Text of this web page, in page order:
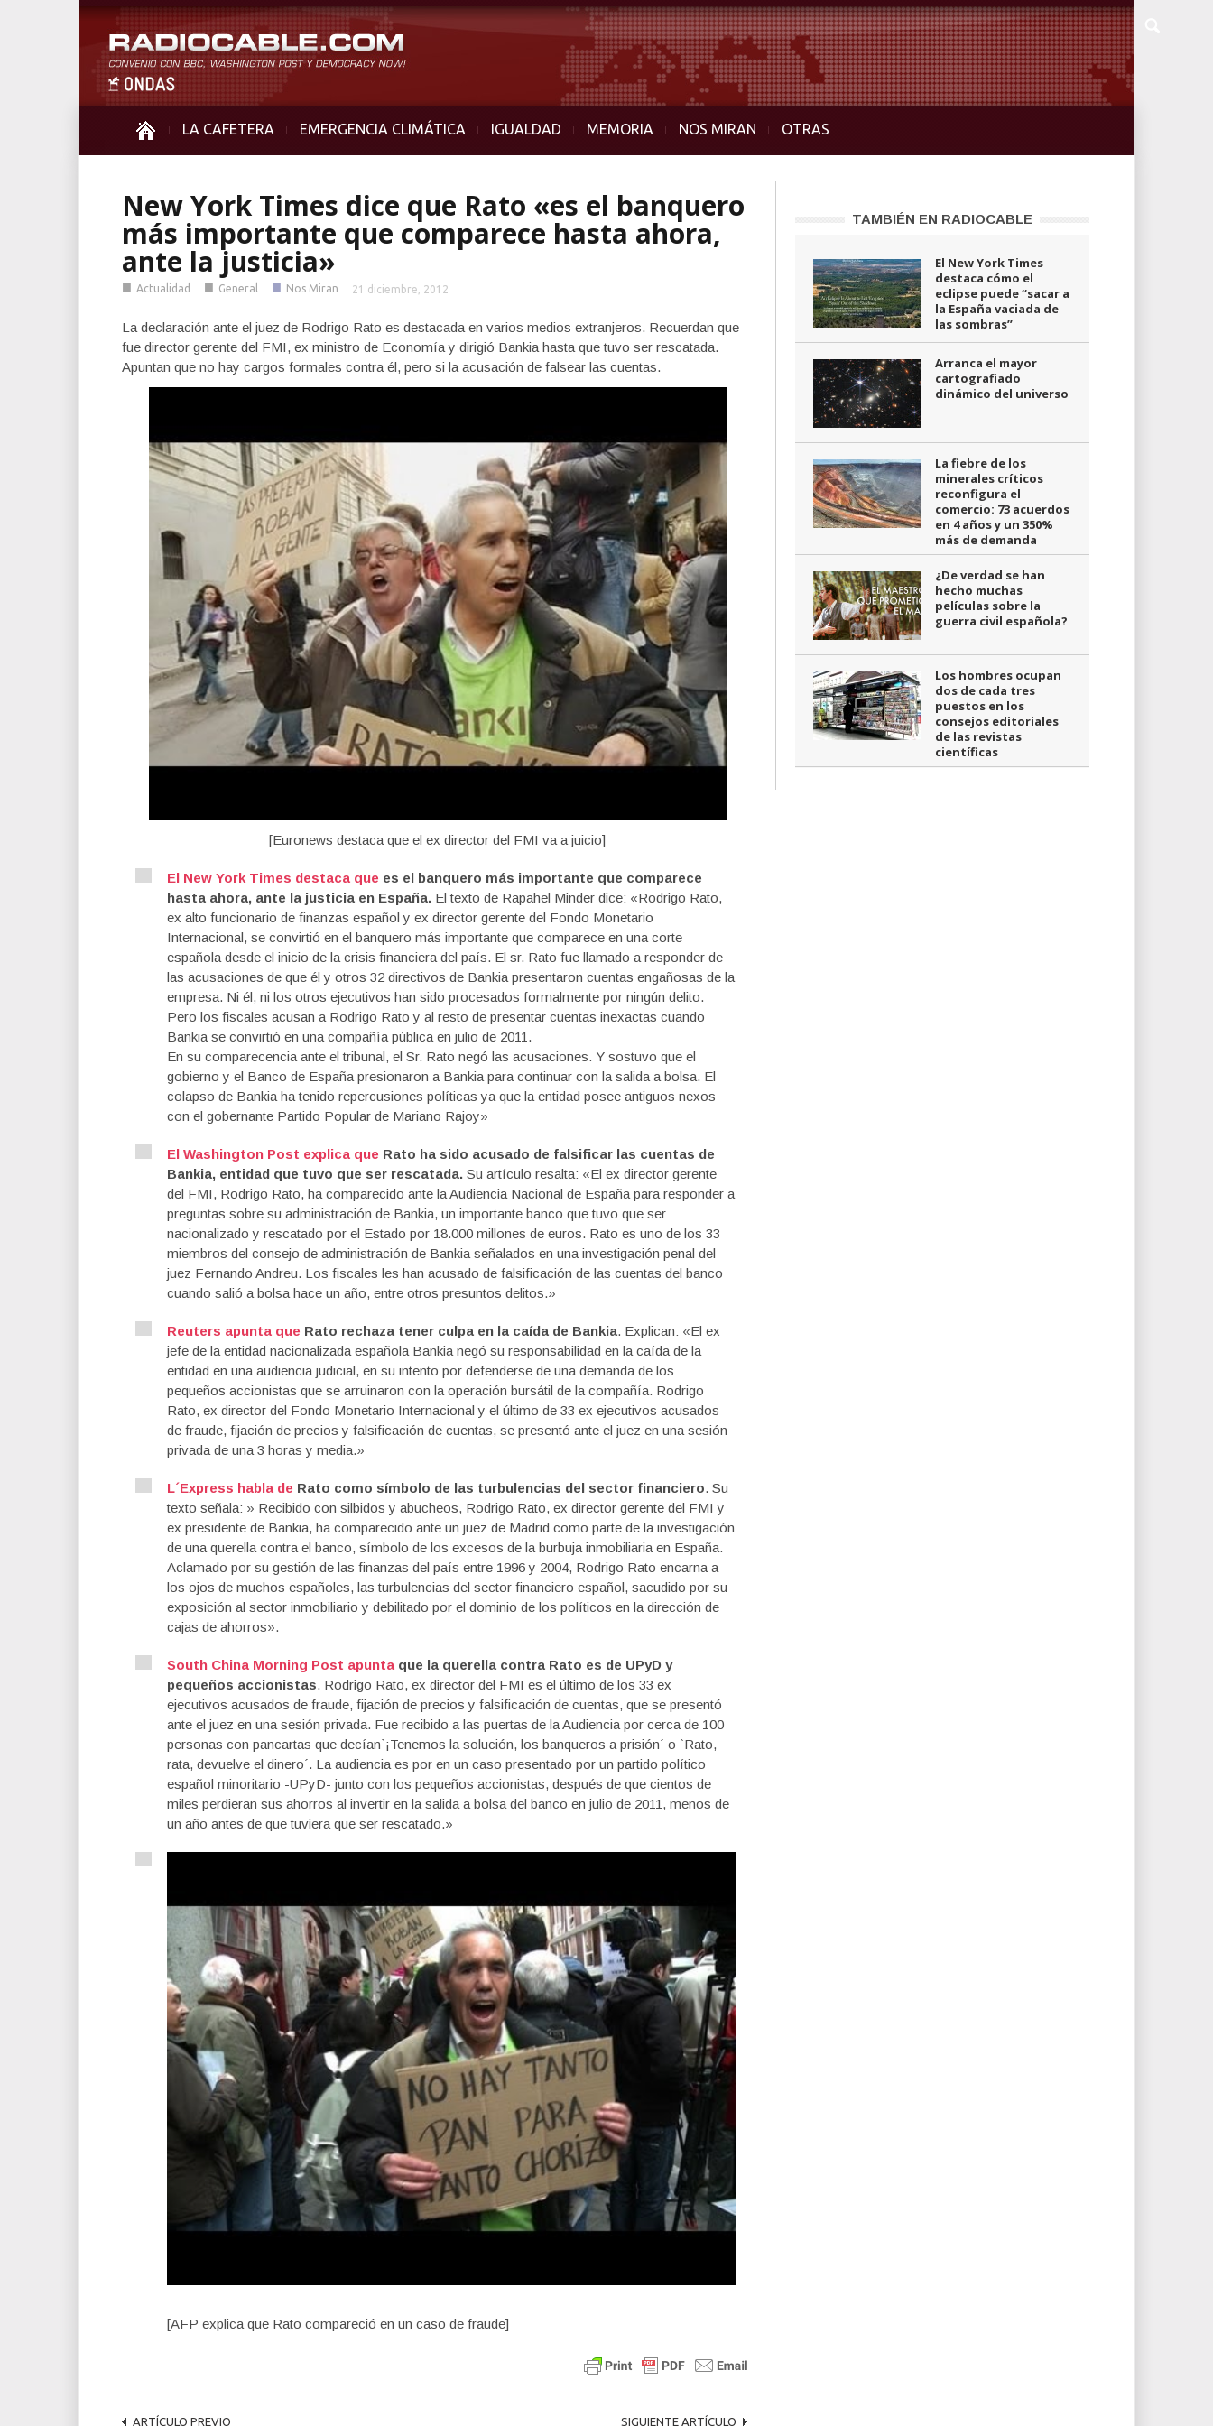
LA CAFETERA EMERGENCIA CLIMÁTICA IGUALDAD MEMORIA NOS MIRAN OTRAS
New York Times dice que Rato «es el banquero
más importante que comparece hasta ahora,
ante la justicia»
■ Actualidad ■ General ■ Nos Miran 21 diciembre, 2012
La declaración ante el juez de Rodrigo Rato es destacada en varios medios extranjeros. Recuerdan que
fue director gerente del FMI, ex ministro de Economía y dirigió Bankia hasta que tuvo ser rescatada.
Apuntan que no hay cargos formales contra él, pero si la acusación de falsear las cuentas.
[Euronews destaca que el ex director del FMI va a juicio]
El New York Times destaca que es el banquero más importante que comparece
hasta ahora, ante la justicia en España. El texto de Rapahel Minder dice: «Rodrigo Rato,
ex alto funcionario de finanzas español y ex director gerente del Fondo Monetario
Internacional, se convirtió en el banquero más importante que comparece en una corte
española desde el inicio de la crisis financiera del país. El sr. Rato fue llamado a responder de
las acusaciones de que él y otros 32 directivos de Bankia presentaron cuentas engañosas de la
empresa. Ni él, ni los otros ejecutivos han sido procesados formalmente por ningún delito.
Pero los fiscales acusan a Rodrigo Rato y al resto de presentar cuentas inexactas cuando
Bankia se convirtió en una compañía pública en julio de 2011.
En su comparecencia ante el tribunal, el Sr. Rato negó las acusaciones. Y sostuvo que el
gobierno y el Banco de España presionaron a Bankia para continuar con la salida a bolsa. El
colapso de Bankia ha tenido repercusiones políticas ya que la entidad posee antiguos nexos
con el gobernante Partido Popular de Mariano Rajoy»
El Washington Post explica que Rato ha sido acusado de falsificar las cuentas de
Bankia, entidad que tuvo que ser rescatada. Su artículo resalta: «El ex director gerente
del FMI, Rodrigo Rato, ha comparecido ante la Audiencia Nacional de España para responder a
preguntas sobre su administración de Bankia, un importante banco que tuvo que ser
nacionalizado y rescatado por el Estado por 18.000 millones de euros. Rato es uno de los 33
miembros del consejo de administración de Bankia señalados en una investigación penal del
juez Fernando Andreu. Los fiscales les han acusado de falsificación de las cuentas del banco
cuando salió a bolsa hace un año, entre otros presuntos delitos.»
Reuters apunta que Rato rechaza tener culpa en la caída de Bankia. Explican: «El ex
jefe de la entidad nacionalizada española Bankia negó su responsabilidad en la caída de la
entidad en una audiencia judicial, en su intento por defenderse de una demanda de los
pequeños accionistas que se arruinaron con la operación bursátil de la compañía. Rodrigo
Rato, ex director del Fondo Monetario Internacional y el último de 33 ex ejecutivos acusados
de fraude, fijación de precios y falsificación de cuentas, se presentó ante el juez en una sesión
privada de una 3 horas y media.»
L´Express habla de Rato como símbolo de las turbulencias del sector financiero. Su
texto señala: » Recibido con silbidos y abucheos, Rodrigo Rato, ex director gerente del FMI y
ex presidente de Bankia, ha comparecido ante un juez de Madrid como parte de la investigación
de una querella contra el banco, símbolo de los excesos de la burbuja inmobiliaria en España.
Aclamado por su gestión de las finanzas del país entre 1996 y 2004, Rodrigo Rato encarna a
los ojos de muchos españoles, las turbulencias del sector financiero español, sacudido por su
exposición al sector inmobiliario y debilitado por el dominio de los políticos en la dirección de
cajas de ahorros».
South China Morning Post apunta que la querella contra Rato es de UPyD y
pequeños accionistas. Rodrigo Rato, ex director del FMI es el último de los 33 ex
ejecutivos acusados de fraude, fijación de precios y falsificación de cuentas, que se presentó
ante el juez en una sesión privada. Fue recibido a las puertas de la Audiencia por cerca de 100
personas con pancartas que decían`¡Tenemos la solución, los banqueros a prisión´ o `Rato,
rata, devuelve el dinero´. La audiencia es por en un caso presentado por un partido político
español minoritario -UPyD- junto con los pequeños accionistas, después de que cientos de
miles perdieran sus ahorros al invertir en la salida a bolsa del banco en julio de 2011, menos de
un año antes de que tuviera que ser rescatado.»
[AFP explica que Rato compareció en un caso de fraude]
ARTÍCULO PREVIO SIGUIENTE ARTÍCULO
TAMBIÉN EN RADIOCABLE
El New York Times
destaca cómo el
eclipse puede “sacar a
la España vaciada de
las sombras”
Arranca el mayor
cartografiado
dinámico del universo
La fiebre de los
minerales críticos
reconfigura el
comercio: 73 acuerdos
en 4 años y un 350%
más de demanda
¿De verdad se han
hecho muchas
películas sobre la
guerra civil española?
Los hombres ocupan
dos de cada tres
puestos en los
consejos editoriales
de las revistas
científicas